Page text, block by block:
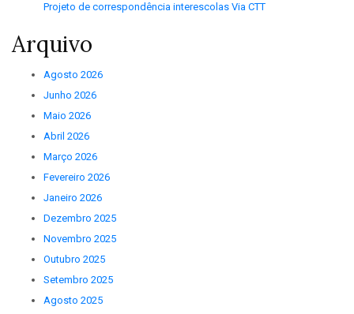
Projeto de correspondência interescolas Via CTT
Arquivo
Agosto 2026
Junho 2026
Maio 2026
Abril 2026
Março 2026
Fevereiro 2026
Janeiro 2026
Dezembro 2025
Novembro 2025
Outubro 2025
Setembro 2025
Agosto 2025